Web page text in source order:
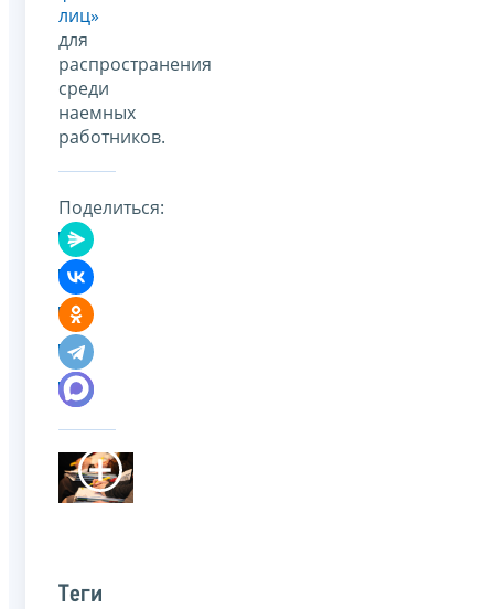
лиц»
для
распространения
среди
наемных
работников.
Поделиться:
Теги